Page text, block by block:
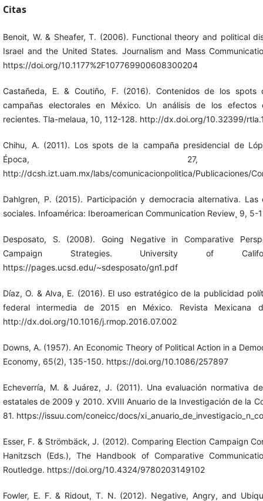
Citas
Benoit, W. & Sheafer, T. (2006). Functional theory and political
Israel and the United States. Journalism and Mass
https://doi.org/10.1177%2F107769900608300204
Castañeda, E. & Coutiño, F. (2016). Contenidos de los
campañas electorales en México. Un análisis de los efectos
recientes. Tla-melaua, 10, 112-128. http://dx.doi.org/10.32399/
Chihu, A. (2011). Los spots de la campaña presidencial de
Época, 27,
http://dcsh.izt.uam.mx/labs/comunicacionpolitica/Publicaciones/
Dahlgren, P. (2015). Participación y democracia alternativa.
sociales. Infoamérica: Iberoamerican Communication Review¸ 9, 5-
Desposato, S. (2008). Going Negative in Comparative
Campaign Strategies. University of
https://pages.ucsd.edu/~sdesposato/gn1.pdf
Díaz, O. & Alva, E. (2016). El uso estratégico de la publicidad
federal intermedia de 2015 en México. Revista Mexicana
http://dx.doi.org/10.1016/j.rmop.2016.07.002
Downs, A. (1957). An Economic Theory of Political Action in a
Economy, 65(2), 135-150. https://doi.org/10.1086/257897
Echeverría, M. & Juárez, J. (2011). Una evaluación normativa
estatales de 2009 y 2010. XVIII Anuario de la Investigación de la
81. https://issuu.com/coneicc/docs/
Esser, F. & Strömbäck, J. (2012). Comparing Election Campaign
Hanitzsch (Eds.), The Handbook of Comparative
Routledge. https://doi.org/10.4324/9780203149102
Fowler, E. F. & Ridout, T. N. (2012). Negative, Angry, and